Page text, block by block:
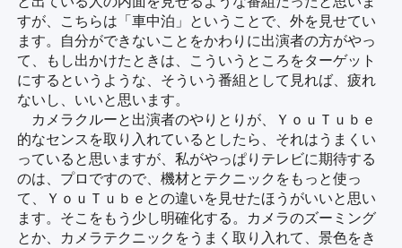
すが、こちらは「車中泊」ということで、外を見せてい
ます。自分ができないことをかわりに出演者の方がやっ
て、もし出かけたときは、こういうところをターゲット
にするというような、そういう番組として見れば、疲れ
ないし、いいと思います。
カメラクルーと出演者のやりとりが、ＹｏｕＴｕｂｅ
的なセンスを取り入れているとしたら、それはうまくい
っていると思いますが、私がやっぱりテレビに期待する
のは、プロですので、機材とテクニックをもっと使っ
て、ＹｏｕＴｕｂｅとの違いを見せたほうがいいと思い
ます。そこをもう少し明確化する。カメラのズーミング
とか、カメラテクニックをうまく取り入れて、景色をき